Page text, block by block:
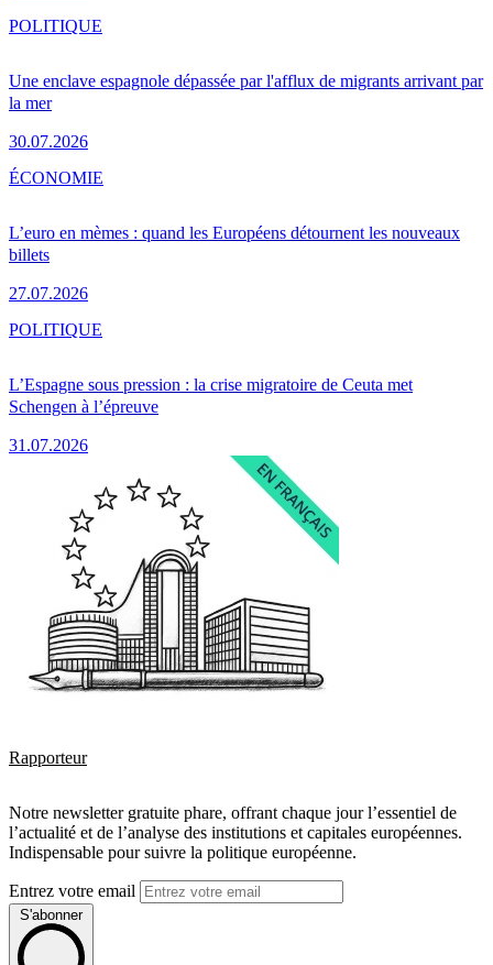
Une enclave espagnole dépassée par l'afflux de migrants arrivant par
la mer
30.07.2026
POLITIQUE
L’euro en mèmes : quand les Européens détournent les nouveaux
billets
27.07.2026
ÉCONOMIE
L’Espagne sous pression : la crise migratoire de Ceuta met
Schengen à l’épreuve
31.07.2026
POLITIQUE
Rapporteur
Notre newsletter gratuite phare, offrant chaque jour l’essentiel de
l’actualité et de l’analyse des institutions et capitales européennes.
Indispensable pour suivre la politique européenne.
Entrez votre email
S'abonner